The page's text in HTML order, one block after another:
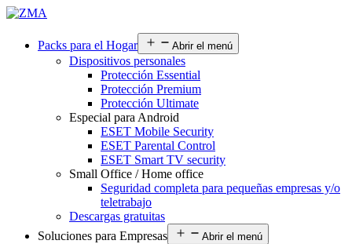
Packs para el Hogar Abrir el menú
Dispositivos personales
Protección Essential
Protección Premium
Protección Ultimate
Especial para Android
ESET Mobile Security
ESET Parental Control
ESET Smart TV security
Small Office / Home office
Seguridad completa para pequeñas empresas y/o
teletrabajo
Descargas gratuitas
Soluciones para Empresas
Abrir el menú